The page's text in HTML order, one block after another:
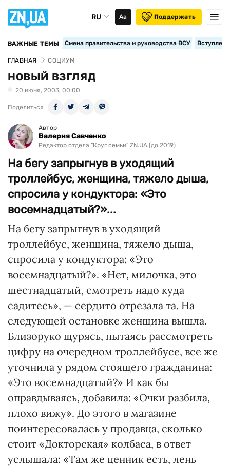
RU Аа Поддержать
ВАЖНЫЕ ТЕМЫ Смена правительства и руководства ВСУ
ГЛАВНАЯ СОЦИУМ
НОВЫЙ ВЗГЛЯД
20 июня, 2003, 00:00
Поделиться
Автор
Валерия Савченко
Редактор отдела "Круг семьи" ZN.UA (до 2019)
На бегу запрыгнув в уходящий
троллейбус, женщина, тяжело дыша,
спросила у кондуктора: «Это
восемнадцатый?»...
На бегу запрыгнув в уходящий
троллейбус, женщина, тяжело дыша,
спросила у кондуктора: «Это
восемнадцатый?». «Нет, милочка, это
шестнадцатый, смотреть надо куда
садитесь», — сердито отрезала та. На
следующей остановке женщина вышла.
Близоруко щурясь, пытаясь рассмотреть
цифру на очередном троллейбусе, все же
уточнила у рядом стоящего гражданина:
«Это восемнадцатый?» И как бы
оправдываясь, добавила: «Очки разбила,
плохо вижу». До этого в магазине
поинтересовалась у продавца, сколько
стоит «Докторская» колбаса, в ответ
услышала: «Там же ценник есть, лень